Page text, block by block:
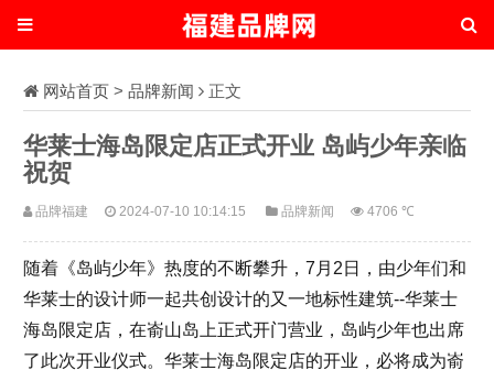
网站首页 > 品牌新闻 正文
华莱士海岛限定店正式开业 岛屿少年亲临
祝贺
品牌福建 2024-07-10 10:14:15 品牌新闻 4706 ℃
随着《岛屿少年》热度的不断攀升，7月2日，由少年们和
华莱士的设计师一起共创设计的又一地标性建筑--华莱士
海岛限定店，在嵛山岛上正式开门营业，岛屿少年也出席
了此次开业仪式。华莱士海岛限定店的开业，必将成为嵛